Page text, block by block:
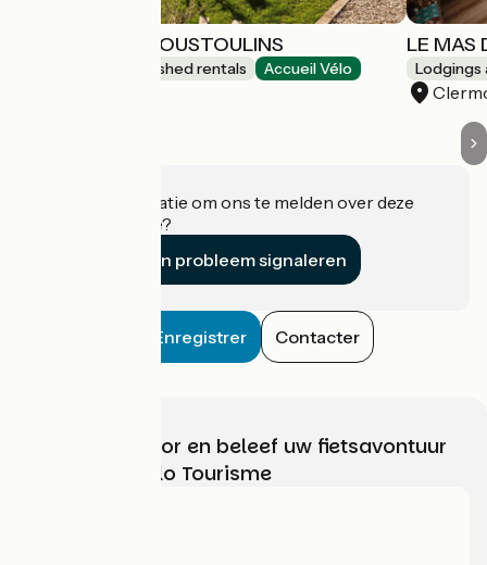
LE CLOS DES COUSTOULINS
Lodgings and furnished rentals Accueil Vélo
LE MAS
Lodgings
Heeft u informatie om ons te melden over deze
accommodatie?
Een probleem signaleren
Enregistrer Contacter
Kies, bereid voor en beleef uw fietsavontuur
met France Vélo Tourisme